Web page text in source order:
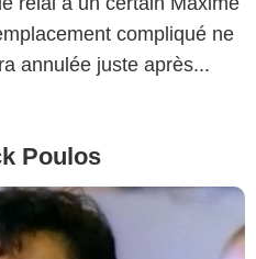
compliqué ne
annulée juste après...
Poulos